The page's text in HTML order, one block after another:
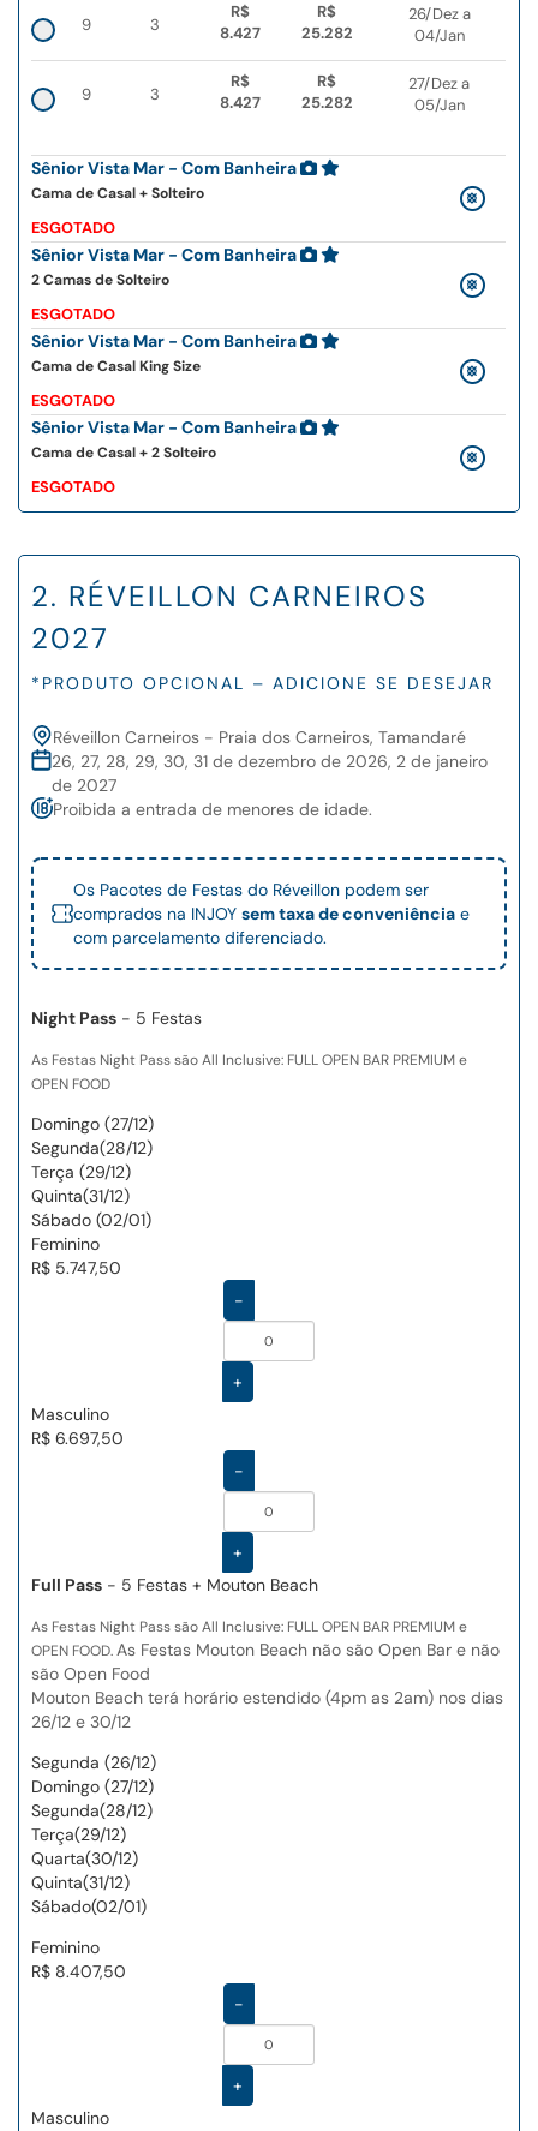
9 3
R$
8.427
R$
25.282
26/Dez a
04/Jan
9 3
R$
8.427
R$
25.282
27/Dez a
05/Jan
Sênior Vista Mar - Com Banheira
Cama de Casal + Solteiro
ESGOTADO
Sênior Vista Mar - Com Banheira
2 Camas de Solteiro
ESGOTADO
Sênior Vista Mar - Com Banheira
Cama de Casal King Size
ESGOTADO
Sênior Vista Mar - Com Banheira
Cama de Casal + 2 Solteiro
ESGOTADO
2. RÉVEILLON CARNEIROS
2027
*PRODUTO OPCIONAL – ADICIONE SE DESEJAR
Réveillon Carneiros - Praia dos Carneiros, Tamandaré
26, 27, 28, 29, 30, 31 de dezembro de 2026, 2 de janeiro
de 2027
Proibida a entrada de menores de idade.
Os Pacotes de Festas do Réveillon podem ser
comprados na INJOY sem taxa de conveniência e
com parcelamento diferenciado.
Night Pass - 5 Festas
As Festas Night Pass são All Inclusive: FULL OPEN BAR PREMIUM e
OPEN FOOD
Domingo (27/12)
Segunda(28/12)
Terça (29/12)
Quinta(31/12)
Sábado (02/01)
Feminino
R$ 5.747,50
-
+
Masculino
R$ 6.697,50
-
+
Full Pass - 5 Festas + Mouton Beach
As Festas Night Pass são All Inclusive: FULL OPEN BAR PREMIUM e
OPEN FOOD.As Festas Mouton Beach não são Open Bar e não
são Open Food
Mouton Beach terá horário estendido (4pm as 2am) nos dias
26/12 e 30/12
Segunda (26/12)
Domingo (27/12)
Segunda(28/12)
Terça(29/12)
Quarta(30/12)
Quinta(31/12)
Sábado(02/01)
Feminino
R$ 8.407,50
-
+
Masculino